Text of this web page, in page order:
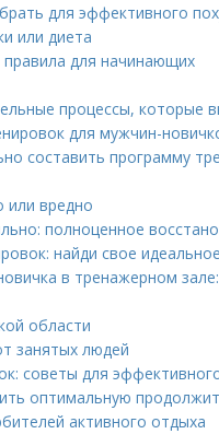
для эффективного
или диета
для начинающих
процессы, которые
для мужчин-
составить программу
или вредно
полноценное
найди свое
в тренажерном
области
занятых людей
советы для
оптимальную
активного отдыха